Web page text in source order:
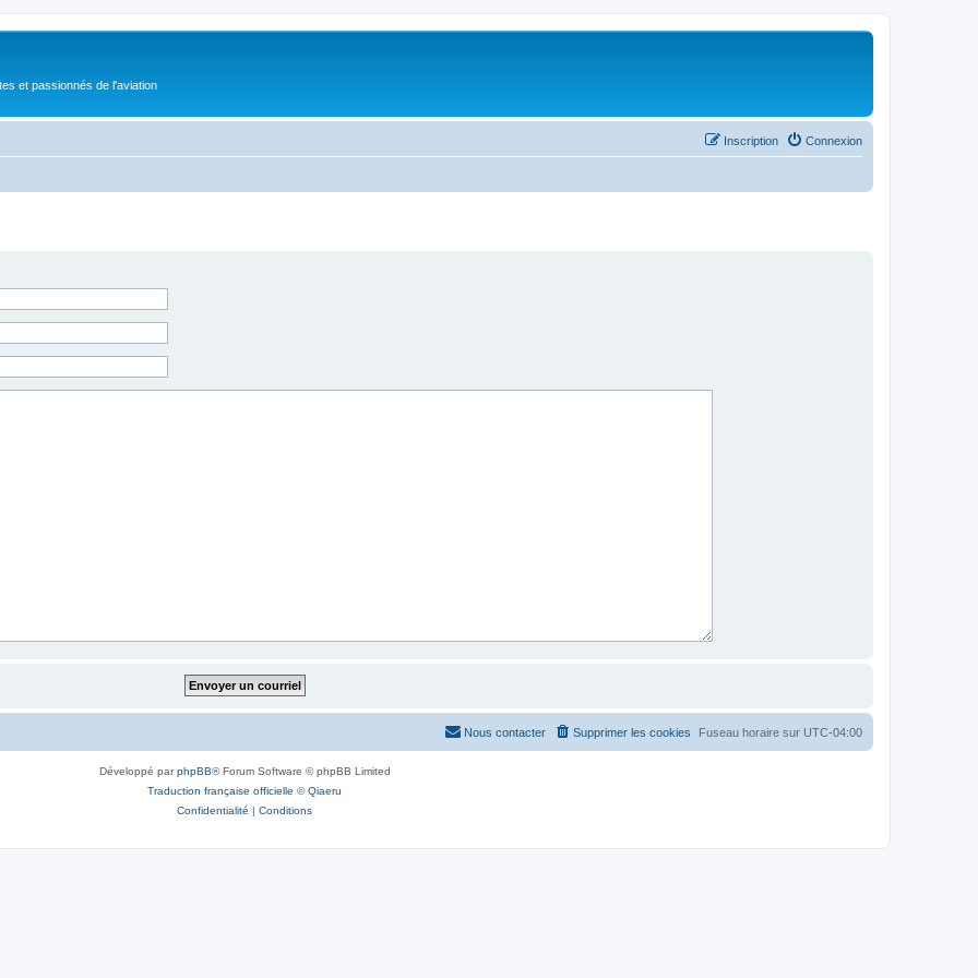
et passionnés de l'aviation
Connexion
Inscription
Fuseau horaire sur UTC-04:00
Supprimer les cookies
Nous contacter
Développé parphpBB® Forum Software © phpBB Limited
Traduction française officielle ©Qiaeru
Confidentialité | Conditions